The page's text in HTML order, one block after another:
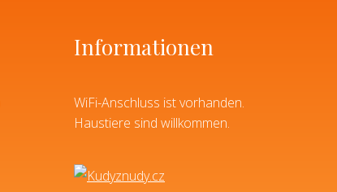
Informationen
WiFi-Anschluss ist vorhanden.
Haustiere sind willkommen.